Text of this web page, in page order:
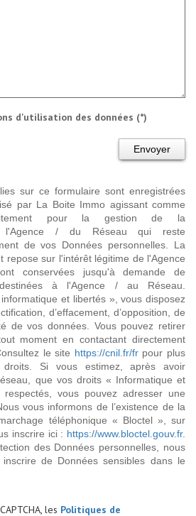
d'utilisation des données (*)
Envoyer
sur ce formulaire sont enregistrées
par La Boite Immo agissant comme
pour la gestion de la
l'Agence / du Réseau qui reste
de vos Données personnelles. La
repose sur l'intérêt légitime de l'Agence
conservées jusqu'à demande de
à l'Agence / au Réseau.
et libertés », vous disposez
d’effacement, d’opposition, de
de vos données. Vous pouvez retirer
moment en contactant directement
le site https://cnil.fr/frpour plus
droits. Si vous estimez, après avoir
que vos droits « Informatique et
vous pouvez adresser une
vous informons de l’existence de la
téléphonique « Bloctel », sur
inscrire ici : https://www.bloctel.gouv.fr.
des Données personnelles, nous
de Données sensibles dans le
les Politiques de